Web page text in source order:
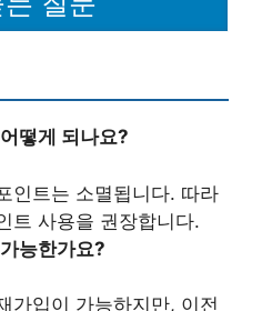
떻게 되나요?
인트는 소멸됩니다. 따라
트 사용을 권장합니다.
능한가요?
가입이 가능하지만, 이전